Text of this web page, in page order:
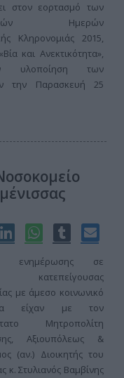
στον εορτασμό των
Ημερών
Κληρονομιάς 2015,
και Ανεκτικότητα»,
υλοποίηση των
την Παρασκευή 25
ενημέρωσης σε
κατεπείγουσας
με άμεσο κοινωνικό
είχαν με τον
Μητροπολίτη
Αξιουπόλεως &
(αν.) Διοικητής του
κ. Στυλιανός Βαμβίνης